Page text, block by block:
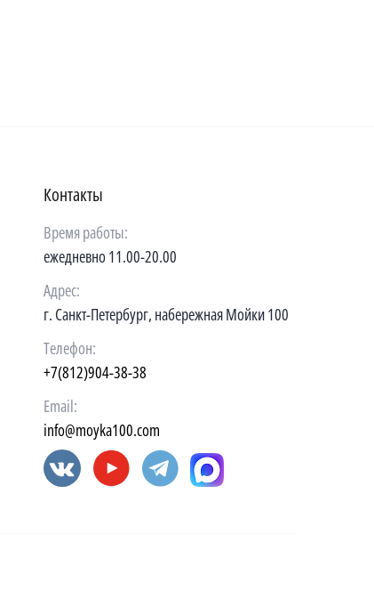
Контакты
Время работы:
ежедневно 11.00-20.00
Адрес:
г. Санкт-Петербург, набережная Мойки 100
Телефон:
+7(812)904-38-38
Email:
info@moyka100.com